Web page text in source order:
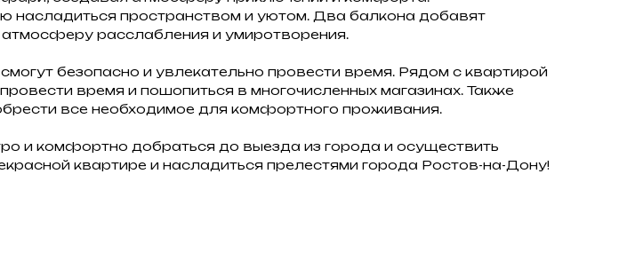
насладиться пространством и уютом. Два балкона добавят
расслабления и умиротворения.
безопасно и увлекательно провести время. Рядом с квартирой
время и пошопиться в многочисленных магазинах. Также
все необходимое для комфортного проживания.
и комфортно добраться до выезда из города и осуществить
квартире и насладиться прелестями города Ростов-на-Дону!